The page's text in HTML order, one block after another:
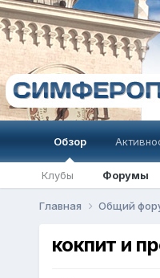
Обзор
Клубы Форумы
Главная Общий
кокпит и